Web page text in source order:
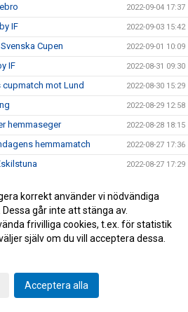
2022-09-04 17:37
IF 2022-09-03 15:42
Cupen 2022-09-01 10:09
IF 2022-08-31 09:30
mot Lund 2022-08-30 15:29
2022-08-29 12:58
hemmaseger 2022-08-28 18:15
hemmamatch 2022-08-27 17:36
2022-08-27 17:29
"Vi hade ett väldigt bra
bortamatch 2022-08-22 20:20
IF
Day"
30
korrekt använder vi nödvändiga
går inte att stänga av.
frivilliga cookies, t.ex. för statistik
själv om du vill acceptera dessa.
Acceptera alla